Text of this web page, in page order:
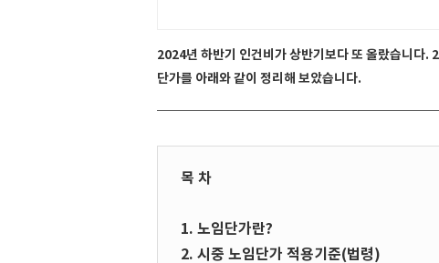
2024년 하반기 인건비가 상반기보다 또 올랐습니다.
단가를 아래와 같이 정리해 보았습니다.
목 차
1. 노임단가란?
2. 시중 노임단가 적용기준(법령)